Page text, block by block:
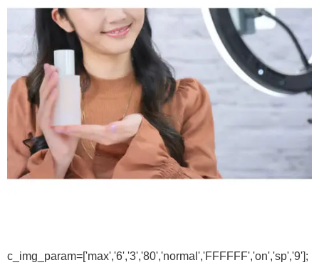
c_img_param=['max','6','3','80','normal','FFFFFF','on','sp','9'];